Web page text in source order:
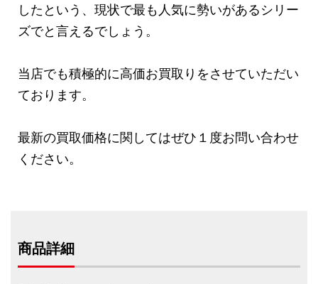
したという、現状で最も人気に勢いがあるシリー
ズでと言えるでしょう。
当店でも積極的に高価お買取りをさせていただい
ております。
最新の買取価格に関してはぜひ１度お問い合わせ
ください。
商品詳細